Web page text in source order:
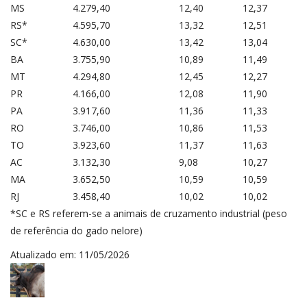
MS
4.279,40 12,40
12,37
RS*
4.595,70 13,32
12,51
SC*
4.630,00 13,42
13,04
BA
3.755,90 10,89
11,49
MT
4.294,80 12,45
12,27
PR
4.166,00 12,08
11,90
PA
3.917,60 11,36
11,33
RO
3.746,00 10,86
11,53
TO
3.923,60 11,37
11,63
AC
3.132,30 9,08
10,27
MA
3.652,50 10,59
10,59
RJ
3.458,40 10,02
10,02
*SC e RS referem-se a animais de cruzamento industrial (peso
de referência do gado nelore)
Atualizado em: 11/05/2026